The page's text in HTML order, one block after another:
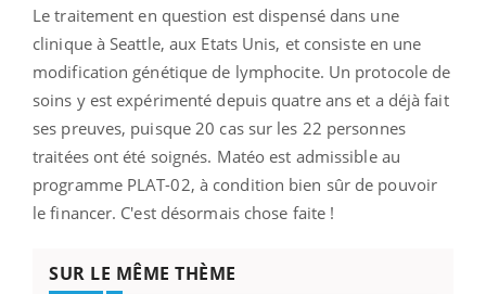
Le traitement en question est dispensé dans une
clinique à Seattle, aux Etats Unis, et consiste en une
modification génétique de lymphocite. Un protocole de
soins y est expérimenté depuis quatre ans et a déjà fait
ses preuves, puisque 20 cas sur les 22 personnes
traitées ont été soignés. Matéo est admissible au
programme PLAT-02, à condition bien sûr de pouvoir
le financer. C'est désormais chose faite !
SUR LE MÊME THÈME